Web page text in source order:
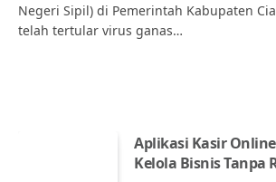
Negeri Sipil) di Pemerintah Kabupaten
telah tertular virus ganas…
Aplikasi Kasir
Kelola Bisnis Tanpa